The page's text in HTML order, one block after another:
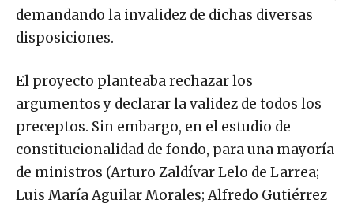
demandando la invalidez de dichas diversas
disposiciones.
El proyecto planteaba rechazar los
argumentos y declarar la validez de todos los
preceptos. Sin embargo, en el estudio de
constitucionalidad de fondo, para una mayoría
de ministros (Arturo Zaldívar Lelo de Larrea;
Luis María Aguilar Morales; Alfredo Gutiérrez